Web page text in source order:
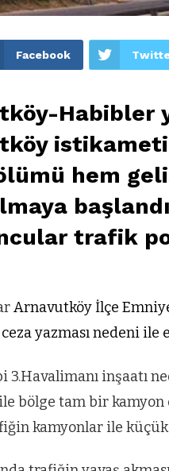
Facebook
Habibler
hem
trafik
Arnavutköy İlçe
yazması nedeni ile
inşaatı
ile bölge tam bir
kamyonlar ile